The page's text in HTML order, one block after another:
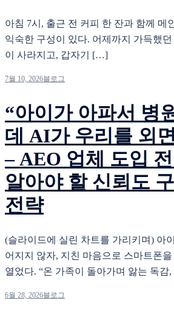
아침 7시, 출근 전 커피 한 잔과 함께 메
익숙한 구성이 있다. 어제까지 가득했
이 사라지고, 갑자기 […]
7월 10, 2026블로그
“아이가 아파서 병
데 AI가 우리를 외
– AEO 업체 도입
알아야 할 신뢰도
전략
(슬라이드에 실린 차트를 가리키며) 아
어지지 않자, 지친 마음으로 스마트폰
열었다. “온 가족이 돌아가며 앓는 독
6월 28, 2026블로그